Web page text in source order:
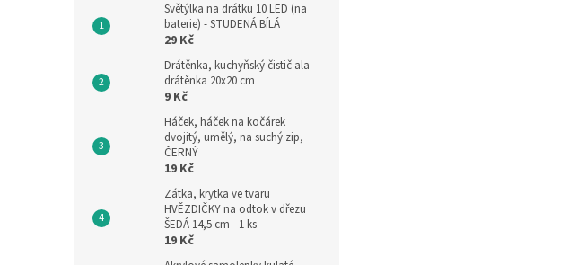
Světýlka na drátku 10 LED (na
baterie) - STUDENÁ BÍLÁ
29 Kč
Drátěnka, kuchyňský čistič ala
drátěnka 20x20 cm
9 Kč
Háček, háček na kočárek
dvojitý, umělý, na suchý zip,
ČERNÝ
19 Kč
Zátka, krytka ve tvaru
HVĚZDIČKY na odtok v dřezu
ŠEDÁ 14,5 cm - 1 ks
19 Kč